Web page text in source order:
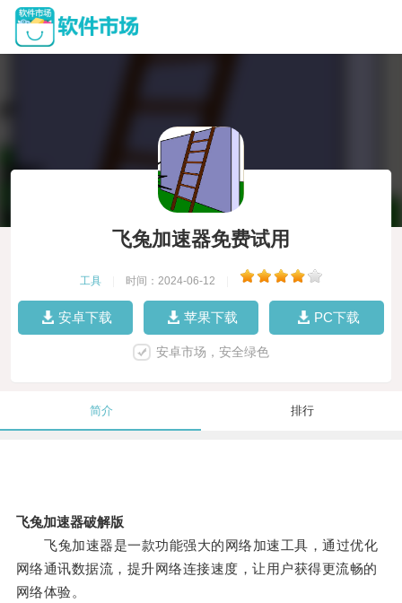
飞兔加速器免费试用
工具 时间：2024-06-12
安卓下载 苹果下载 PC下载
安卓市场，安全绿色
简介 排行
飞兔加速器破解版
飞兔加速器是一款功能强大的网络加速工具，通过优化
网络通讯数据流，提升网络连接速度，让用户获得更流畅的
网络体验。